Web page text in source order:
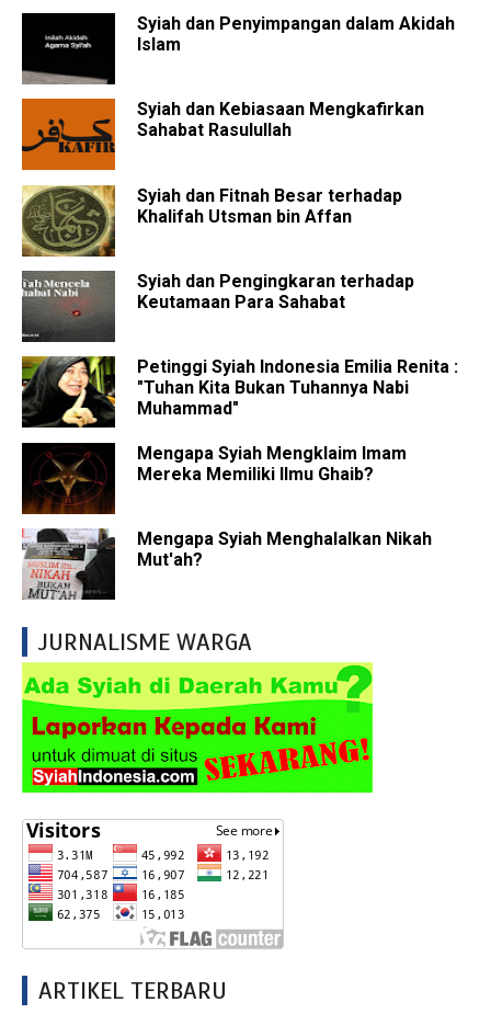
Syiah dan Penyimpangan dalam Akidah
Islam
Syiah dan Kebiasaan Mengkafirkan
Sahabat Rasulullah
Syiah dan Fitnah Besar terhadap
Khalifah Utsman bin Affan
Syiah dan Pengingkaran terhadap
Keutamaan Para Sahabat
Petinggi Syiah Indonesia Emilia Renita :
"Tuhan Kita Bukan Tuhannya Nabi
Muhammad"
Mengapa Syiah Mengklaim Imam
Mereka Memiliki Ilmu Ghaib?
Mengapa Syiah Menghalalkan Nikah
Mut'ah?
JURNALISME WARGA
ARTIKEL TERBARU